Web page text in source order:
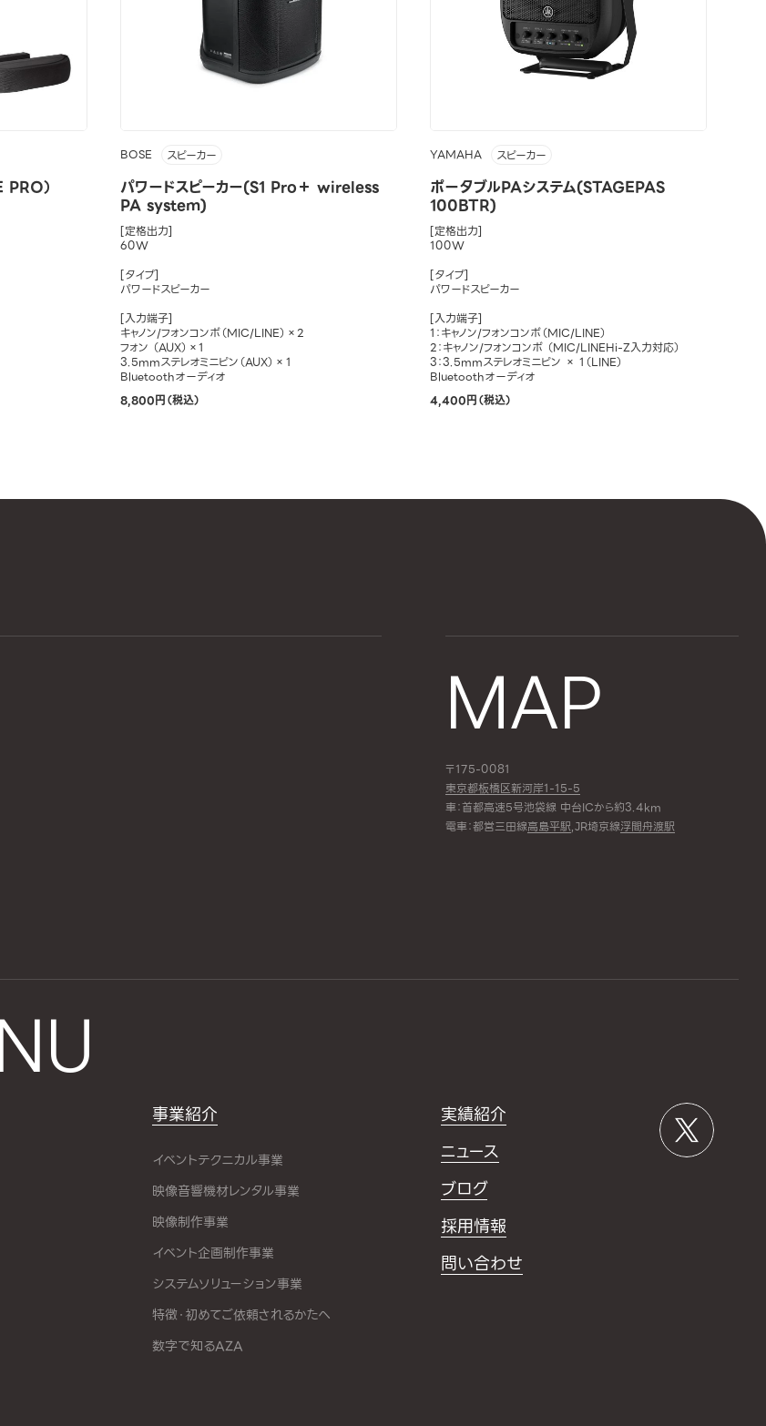
PRO）
BOSE スピーカー
パワードスピーカー(S1 Pro＋ wireless
PA system)
[定格出力]
60W
[タイプ]
パワードスピーカー
[入力端子]
キャノン/フォンコンボ（MIC/LINE）×2
フォン （AUX）×1
3.5mmステレオミニピン（AUX）×１
Bluetoothオーディオ
8,800円（税込）
YAMAHA スピーカー
ポータブルPAシステム(STAGEPAS
100BTR)
[定格出力]
100W
[タイプ]
パワードスピーカー
[入力端子]
1：キャノン/フォンコンボ（MIC/LINE）
2：キャノン/フォンコンボ （MIC/LINEHi-Z入力対応）
3：3.5mmステレオミニピン × 1（LINE）
Bluetoothオーディオ
4,400円（税込）
MAP
〒175-0081
東京都板橋区新河岸1-15-5
車：首都高速5号池袋線 中台ICから約3.4km
電車：都営三田線高島平駅,JR埼京線浮間舟渡駅
事業紹介
イベントテクニカル事業
映像音響機材レンタル事業
映像制作事業
イベント企画制作事業
システムソリューション事業
特徴・初めてご依頼されるかたへ
数字で知るAZA
実績紹介
ニュース
ブログ
採用情報
問い合わせ